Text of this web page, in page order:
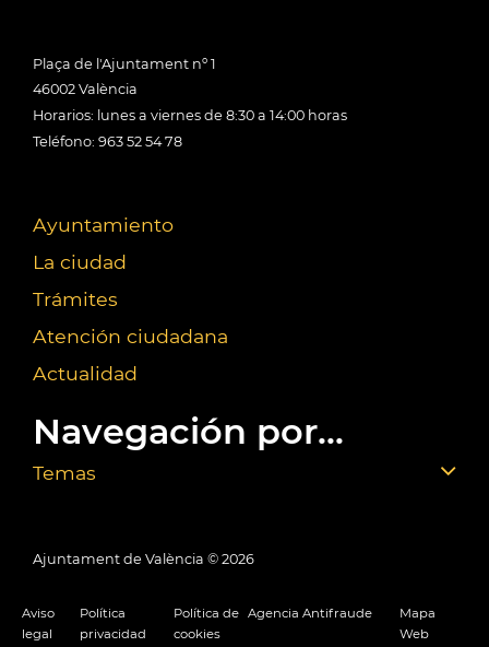
Plaça de l'Ajuntament nº 1
46002 València
Horarios: lunes a viernes de 8:30 a 14:00 horas
Teléfono: 963 52 54 78
Ayuntamiento
La ciudad
Trámites
Atención ciudadana
Actualidad
Navegación por...
Temas
Ajuntament de València © 2026
Aviso
legal
Política
privacidad
Política de
cookies
Agencia Antifraude
Mapa
Web